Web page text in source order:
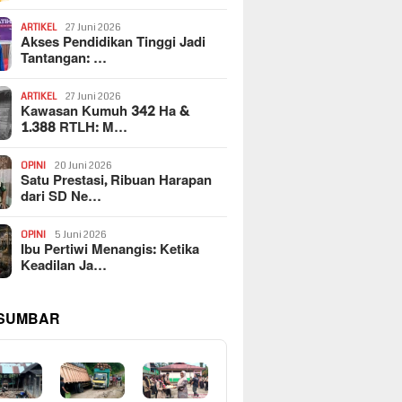
ARTIKEL 27 Juni 2026
Akses Pendidikan Tinggi Jadi
Tantangan: …
ARTIKEL 27 Juni 2026
Kawasan Kumuh 342 Ha &
1.388 RTLH: M…
OPINI 20 Juni 2026
Satu Prestasi, Ribuan Harapan
dari SD Ne…
OPINI 5 Juni 2026
Ibu Pertiwi Menangis: Ketika
Keadilan Ja…